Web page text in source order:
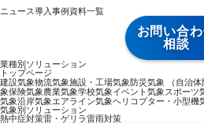
ニュース導入事例資料一覧
お問い合
相談
業種別ソリューション
トップページ
建設気象物流気象施設・工場気象防災気象 （自治体
象保険気象農業気象学校気象イベント気象スポーツ
気象沿岸気象エアライン気象ヘリコプター・小型機
気象別ソリューション
熱中症対策雷・ゲリラ雷雨対策